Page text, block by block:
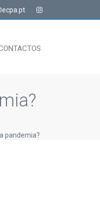
pandemia?